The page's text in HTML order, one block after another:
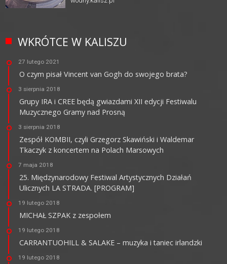
WKRÓTCE W KALISZU
27 lutego 2021
O czym pisał Vincent van Gogh do swojego brata?
3 sierpnia 2018
Grupy IRA i CREE będą gwiazdami XII edycji Festiwalu
Muzycznego Gramy nad Prosną
3 sierpnia 2018
Zespół KOMBII, czyli Grzegorz Skawiński i Waldemar
Tkaczyk z koncertem na Polach Marsowych
7 maja 2018
25. Międzynarodowy Festiwal Artystycznych Działań
Ulicznych LA STRADA. [PROGRAM]
19 lutego 2018
MICHAŁ SZPAK z zespołem
19 lutego 2018
CARRANTUOHILL & SALAKE – muzyka i taniec irlandzki
19 lutego 2018